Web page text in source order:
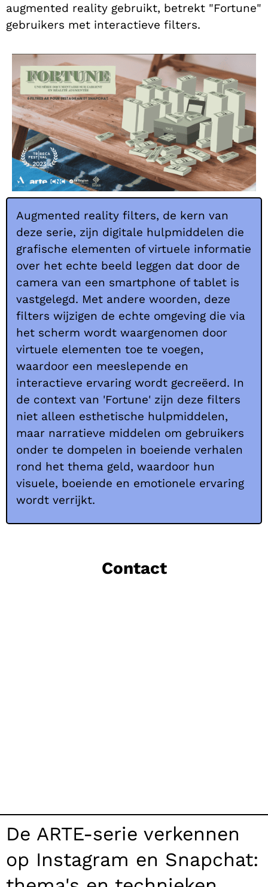
augmented reality gebruikt, betrekt "Fortune"
gebruikers met interactieve filters.
Augmented reality filters, de kern van
deze serie, zijn digitale hulpmiddelen die
grafische elementen of virtuele informatie
over het echte beeld leggen dat door de
camera van een smartphone of tablet is
vastgelegd. Met andere woorden, deze
filters wijzigen de echte omgeving die via
het scherm wordt waargenomen door
virtuele elementen toe te voegen,
waardoor een meeslepende en
interactieve ervaring wordt gecreëerd. In
de context van 'Fortune' zijn deze filters
niet alleen esthetische hulpmiddelen,
maar narratieve middelen om gebruikers
onder te dompelen in boeiende verhalen
rond het thema geld, waardoor hun
visuele, boeiende en emotionele ervaring
wordt verrijkt.
Contact
De ARTE-serie verkennen
op Instagram en Snapchat: